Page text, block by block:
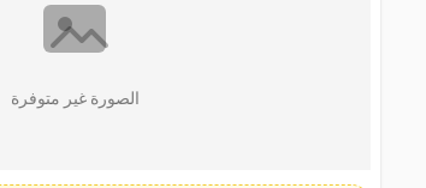
الصورة غير متوفرة